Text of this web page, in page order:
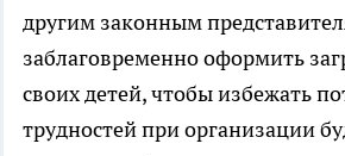
другим законным
заблаговременно оформить
своих детей, чтобы избежать
трудностей при организации